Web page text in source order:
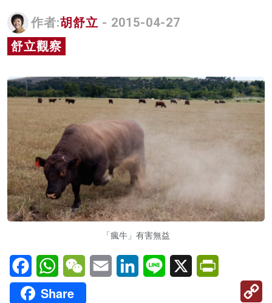
名家榜
灼見活動
作者:胡舒立 - 2015-04-27
舒立觀察
「瘋牛」有害無益
FacebookWhatsAppWeChatEmail LinkedInLine X
Share